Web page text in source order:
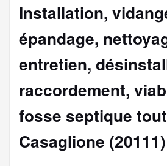
Installation,
épandage,
entretien,
raccordement,
fosse septique
Casaglione (20111)